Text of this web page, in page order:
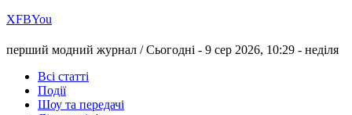
ХFBYou
перший модний журнал /Сьогодні - 9 сер 2026, 10:29 - неділя
Всі статті
Події
Шоу та передачі